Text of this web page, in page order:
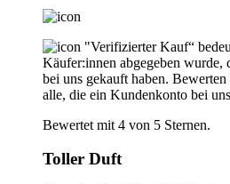
"Verifizierter Kauf“
Käufer:innen abgegeben wurde,
bei uns gekauft haben.
alle, die ein Kundenkonto bei
Bewertet mit 4 von 5 Sternen.
Toller Duft